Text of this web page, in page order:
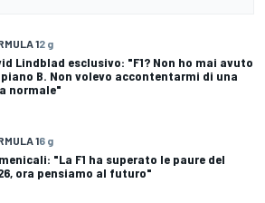
12 g
Lindblad esclusivo: "F1? Non ho mai avuto
B. Non volevo accontentarmi di una
normale"
16 g
"La F1 ha superato le paure del
ora pensiamo al futuro"